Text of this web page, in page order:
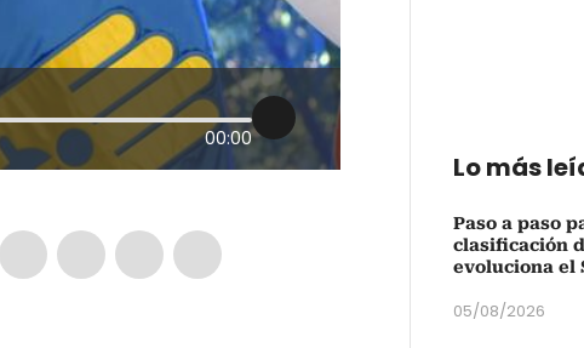
00:00
Lo más
Paso a paso
clasificación
evoluciona el
05/08/2026